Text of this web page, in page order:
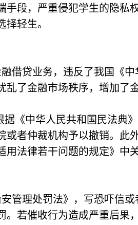
段，严重侵犯学生的隐私
轻生。
借贷业务，违反了我国《
了金融市场秩序，增加了
《中华人民共和国民法典
者仲裁机构予以撤销。此
法律若干问题的规定》中
管理处罚法》，写恐吓信
若催收行为造成严重后果